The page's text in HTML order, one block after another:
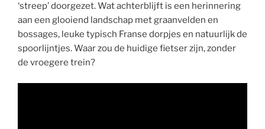
‘streep’ doorgezet. Wat achterblijft is een herinnering
aan een glooiend landschap met graanvelden en
bossages, leuke typisch Franse dorpjes en natuurlijk de
spoorlijntjes. Waar zou de huidige fietser zijn, zonder
de vroegere trein?